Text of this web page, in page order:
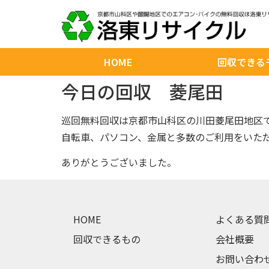
HOME 回収できる
今日の回収 菱尾田
巡回無料回収は京都市山科区の川田菱尾田地区
自転車、パソコン、金属と多数のご利用をいた
ありがとうございました。
HOME
回収できるもの
よくある質
会社概要
お問い合わ